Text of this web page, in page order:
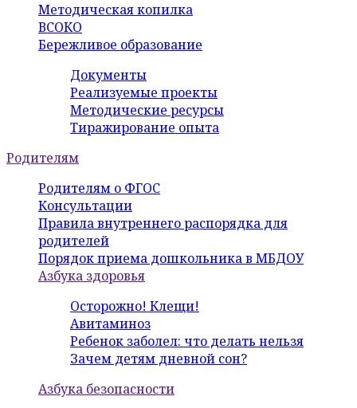
Методическая копилка
ВСОКО
Бережливое образование
Документы
Реализуемые проекты
Методические ресурсы
Тиражирование опыта
Родителям
Родителям о ФГОС
Консультации
Правила внутреннего распорядка для
родителей
Порядок приема дошкольника в МБДОУ
Азбука здоровья
Осторожно! Клещи!
Авитаминоз
Ребенок заболел: что делать нельзя
Зачем детям дневной сон?
Азбука безопасности